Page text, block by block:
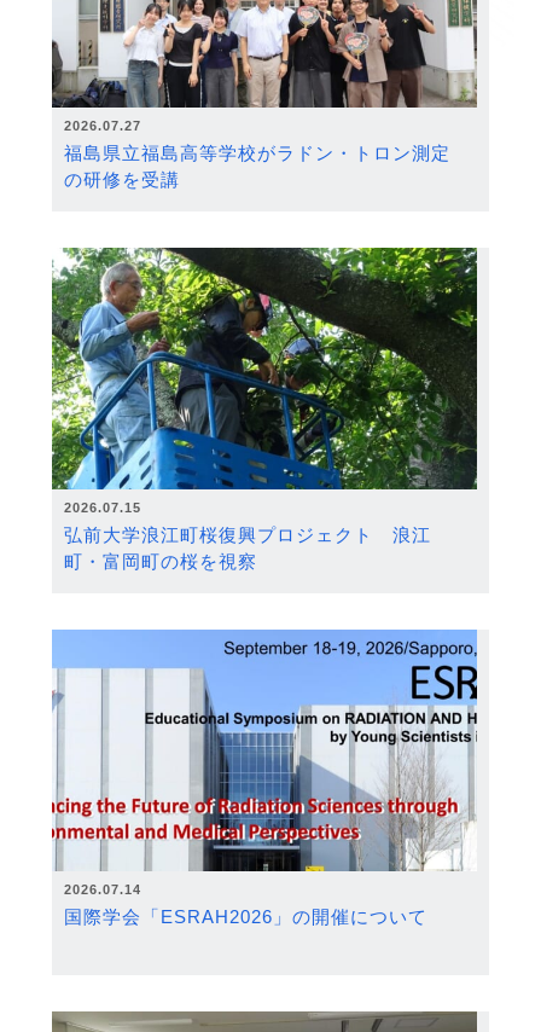
2026.07.27
福島県立福島高等学校がラドン・トロン測定
の研修を受講
2026.07.15
弘前大学浪江町桜復興プロジェクト 浪江
町・富岡町の桜を視察
2026.07.14
国際学会「ESRAH2026」の開催について